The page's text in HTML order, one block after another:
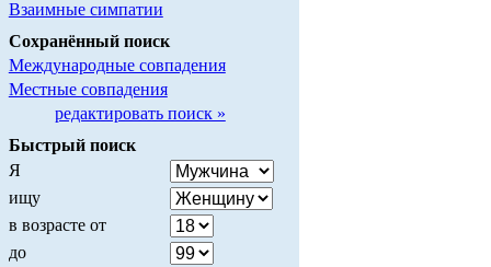
Взаимные симпатии
Сохранённый поиск
Международные совпадения
Местные совпадения
редактировать поиск »
Быстрый поиск
Я
ищу
в возрасте от
до